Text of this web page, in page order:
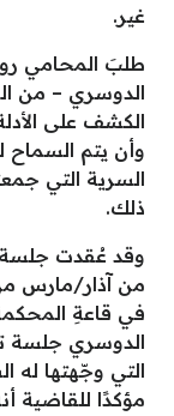
غير.
طلبَ المحامي
الدوسري – من
الكشف على
وأن يتم السماح
السرية التي
ذلك.
وقد عُقدت جلسة
من آذار/مارس
في قاعةِ
الدوسري جلسة
التي وجّهتها له
مؤكدًا للقاضية